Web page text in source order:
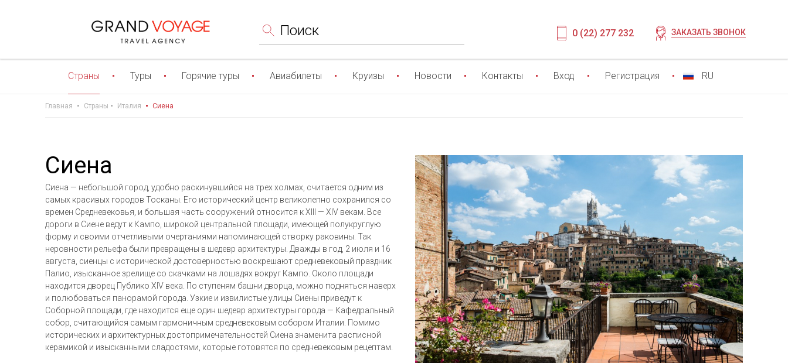
Поиск 0 (22) 277 232 ЗАКАЗАТЬ ЗВОНОК
Страны Туры Горячие туры Авиабилеты Круизы Новости Контакты Вход Регистрация RU
Главная Страны Италия Сиена
Сиена
Сиена — небольшой город, удобно раскинувшийся на трех холмах, считается одним из
самых красивых городов Тосканы. Его исторический центр великолепно сохранился со
времен Средневековья, и большая часть сооружений относится к XIII — XIV векам. Все
дороги в Сиене ведут к Кампо, широкой центральной площади, имеющей полукруглую
форму и своими отчетливыми очертаниями напоминающей створку раковины. Так
неровности рельефа были превращены в шедевр архитектуры. Дважды в год, 2 июля и 16
августа, сиенцы с исторической достоверностью воскрешают средневековый праздник
Палио, изысканное зрелище со скачками на лошадях вокруг Кампо. Около площади
находится дворец Публико XIV века. По ступеням башни дворца, можно подняться наверх
и полюбоваться панорамой города. Узкие и извилистые улицы Сиены приведут к
Соборной площади, где находится еще один шедевр архитектуры города — Кафедральный
собор, считающийся самым гармоничным средневековым собором Италии. Помимо
исторических и архитектурных достопримечательностей Сиена знаменита расписной
керамикой и изысканными сладостями, которые готовятся по средневековым рецептам.